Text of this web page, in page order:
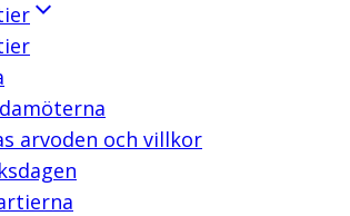
arvoden och villkor